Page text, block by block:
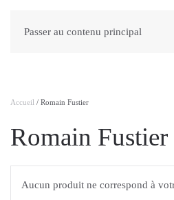
Passer au contenu principal
Accueil / Romain Fustier
Romain Fustier
Aucun produit ne correspond à